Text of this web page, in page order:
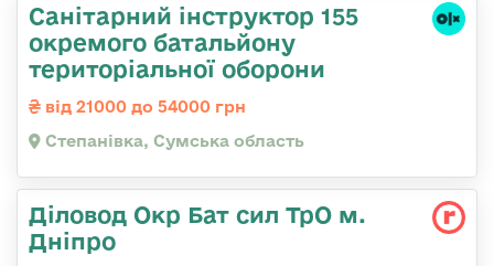
Санітарний інструктор 155
окремого батальйону
територіальної оборони
від 21000 до 54000 грн
Степанівка, Сумська область
Діловод Окр Бат сил ТрО м.
Дніпро